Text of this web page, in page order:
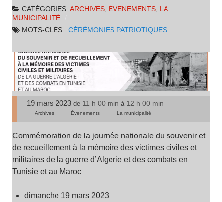
CATÉGORIES: ARCHIVES, ÉVENEMENTS, LA
MUNICIPALITÉ
MOTS-CLÉS : CÉRÉMONIES PATRIOTIQUES
19 mars 2023 de 11 h 00 min à 12 h 00 min
Archives Évenements La municipalité
Commémoration de la journée nationale du souvenir et
de recueillement à la mémoire des victimes civiles et
militaires de la guerre d’Algérie et des combats en
Tunisie et au Maroc
dimanche 19 mars 2023